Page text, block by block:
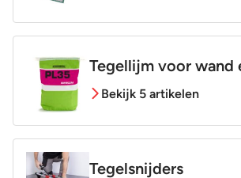
Tegellijm voor wand
Bekijk 5 artikelen
Tegelsnijders